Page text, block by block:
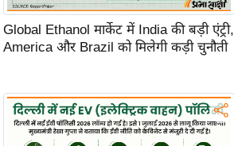
Global Ethanol मार्केट में India की बड़ी एंट्री,
America और Brazil को मिलेगी कड़ी चुनौती